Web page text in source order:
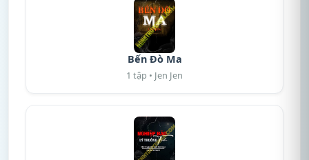
Bến Đò Ma
1 tập • Jen Jen